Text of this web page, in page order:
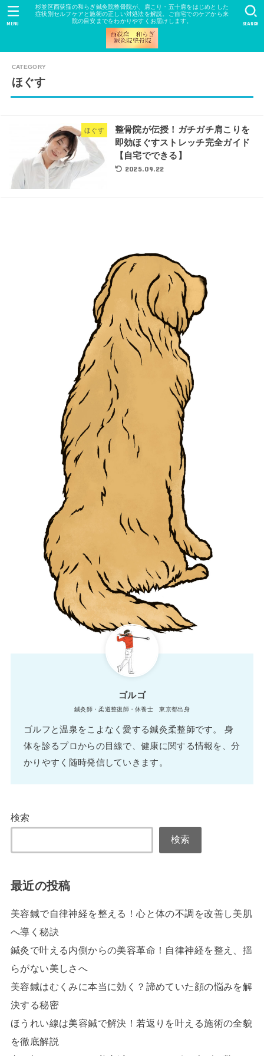
杉並区西荻窪の和らぎ鍼灸院整骨院が、肩こり・五十肩をはじめとした
症状別セルフケアと施術の正しい対処法を解説。ご自宅でのケアから来
院の目安までをわかりやすくお届けします。
SEARCH
MENU
ほぐす
ほぐす
整骨院が伝授！ガチガチ肩こりを
即効ほぐすストレッチ完全ガイド
【自宅でできる】
2025.09.22
ゴルゴ
鍼灸師・柔道整復師・休養士 東京都出身
ゴルフと温泉をこよなく愛する鍼灸柔整師です。 身
体を診るプロからの目線で、健康に関する情報を、分
かりやすく随時発信していきます。
検索
検索
最近の投稿
美容鍼で自律神経を整える！心と体の不調を改善し美肌
へ導く秘訣
鍼灸で叶える内側からの美容革命！自律神経を整え、揺
らがない美しさへ
美容鍼はむくみに本当に効く？諦めていた顔の悩みを解
決する秘密
ほうれい線は美容鍼で解決！若返りを叶える施術の全貌
を徹底解説